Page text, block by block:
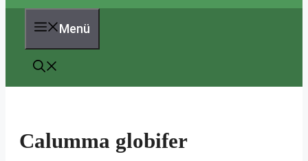
Menü
Calumma globifer